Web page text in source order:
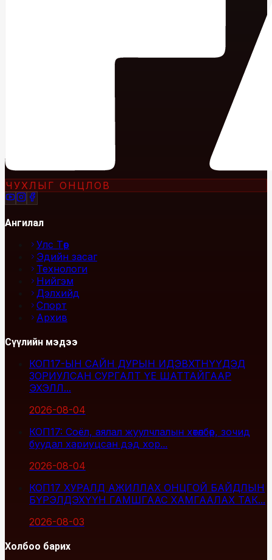
ЧУХЛЫГ ОНЦЛОВ
Ангилал
Улс Төр
Эдийн засаг
Технологи
Нийгэм
Дэлхийд
Спорт
Архив
Сүүлийн мэдээ
КОП17-ЫН САЙН ДУРЫН ИДЭВХТНҮҮДЭД
ЗОРИУЛСАН СУРГАЛТ ҮЕ ШАТТАЙГААР
ЭХЭЛЛ...
2026-08-04
КОП17: Соёл, аялал жуулчлалын хөтөлбөр, зочид
буудал хариуцсан дэд хор...
2026-08-04
КОП17 ХУРАЛД АЖИЛЛАХ ОНЦГОЙ БАЙДЛЫН
БҮРЭЛДЭХҮҮН ГАМШГААС ХАМГААЛАХ ТАК...
2026-08-03
Холбоо барих